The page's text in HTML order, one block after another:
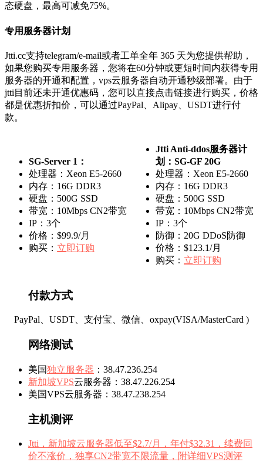
态硬盘，最高可减免75%。
专用服务器计划
Jtti.cc支持telegram/e-mail或者工单全年 365 天为您提供帮助，
如果您购买专用服务器，您将在60分钟或更短时间内获得专用
服务器的开通和配置，vps云服务器自动开通秒级部署。由于
jtti目前还未开通优惠码，您可以直接点击链接进行购买，价格
都是优惠折扣价，可以通过PayPal、Alipay、USDT进行付
款。
SG-Server 1 ：
处理器：Xeon E5-2660
内存：16G DDR3
硬盘：500G SSD
带宽：10Mbps CN2带宽
IP：3个
价格：$99.9/月
购买： 立即订购
Jtti Anti-ddos服务器计
划： SG-GF 20G
处理器：Xeon E5-2660
内存：16G DDR3
硬盘：500G SSD
带宽：10Mbps CN2带宽
IP：3个
防御：20G DDoS防御
价格：$123.1/月
购买： 立即订购
付款方式
PayPal、USDT、支付宝、微信、oxpay(VISA/MasterCard )
网络测试
美国独立服务器 ：38.47.236.254
新加坡VPS云服务器：38.47.226.254
美国VPS云服务器：38.47.238.254
主机测评
Jtti，新加坡云服务器低至$2.7/月，年付$32.31，续费同
价不涨价，独享CN2带宽不限流量，附详细VPS测评